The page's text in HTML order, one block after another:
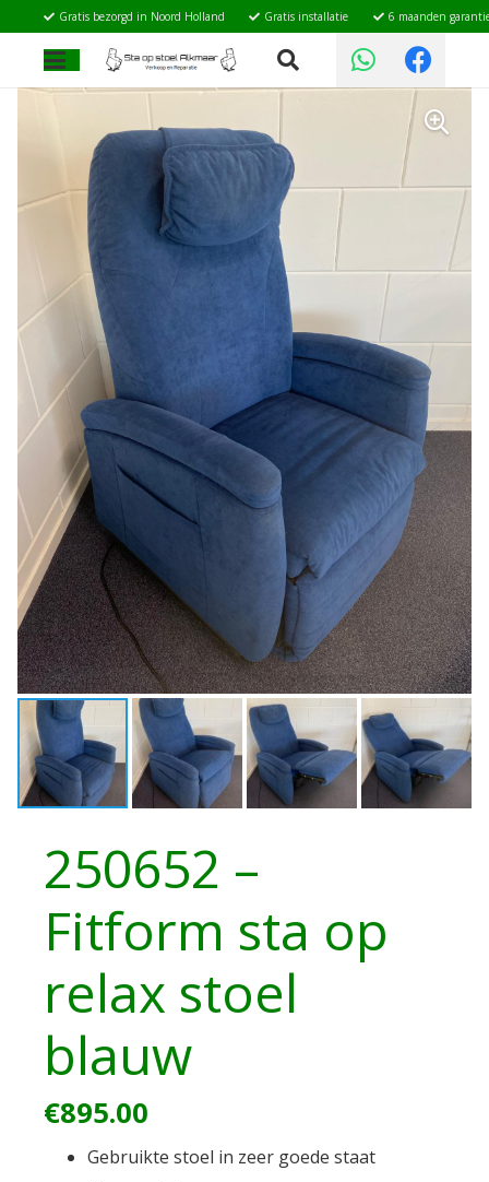
Gratis bezorgd in Noord Holland Gratis installatie 6 maanden
250652 –
Fitform sta op
relax stoel
blauw
€895.00
Gebruikte stoel in zeer goede staat